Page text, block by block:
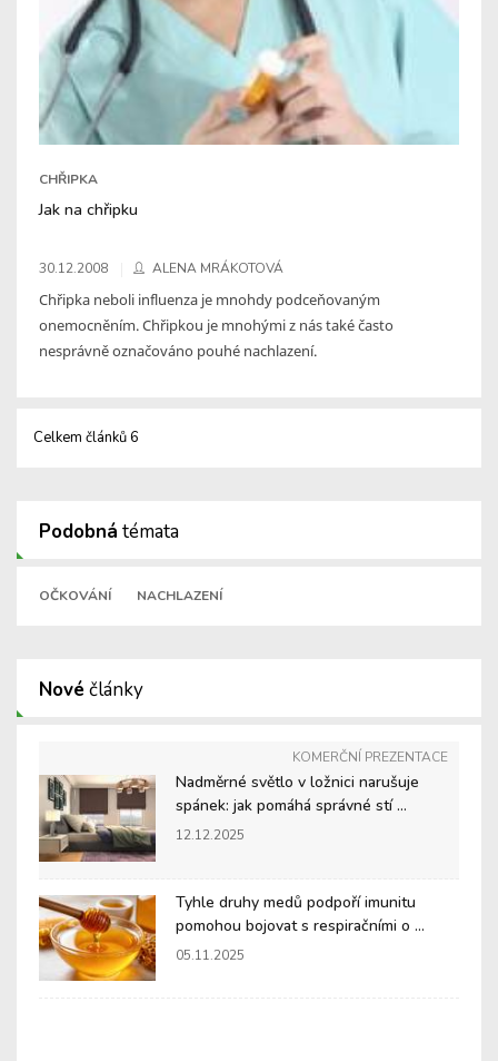
CHŘIPKA
Jak na chřipku
30.12.2008 ALENA MRÁKOTOVÁ
Chřipka neboli influenza je mnohdy podceňovaným
onemocněním. Chřipkou je mnohými z nás také často
nesprávně označováno pouhé nachlazení.
Celkem článků 6
Podobná témata
OČKOVÁNÍ NACHLAZENÍ
Nové články
KOMERČNÍ PREZENTACE
Nadměrné světlo v ložnici narušuje
spánek: jak pomáhá správné stí ...
12.12.2025
Tyhle druhy medů podpoří imunitu
pomohou bojovat s respiračními o ...
05.11.2025